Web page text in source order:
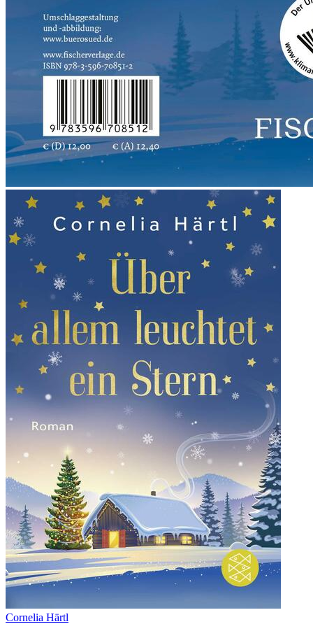
Cornelia Härtl